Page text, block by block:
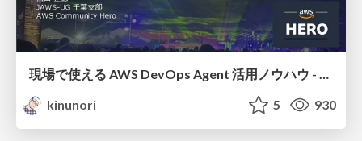
現場で使える AWS DevOps Agent 活用ノウハウ - Release Management 機能の検証結果を添えて / AWS DevOps Agent Release Management and Know-How
kinunori
5 930